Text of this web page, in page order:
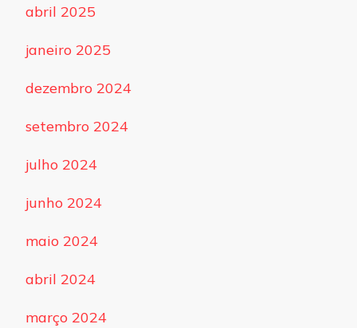
abril 2025
janeiro 2025
dezembro 2024
setembro 2024
julho 2024
junho 2024
maio 2024
abril 2024
março 2024